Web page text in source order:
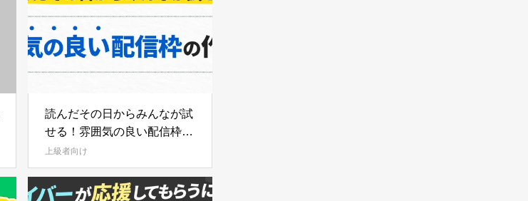
読んだその日からみんなが試
せる！雰囲気の良い配信枠の
作り方 #みんなのコツ
上級者向け